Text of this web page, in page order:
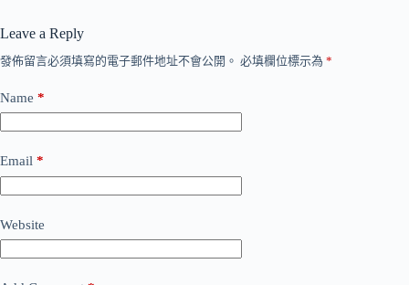
Leave a Reply
發佈留言必須填寫的電子郵件地址不會公開。 必填欄位標示為 *
Name *
Email *
Website